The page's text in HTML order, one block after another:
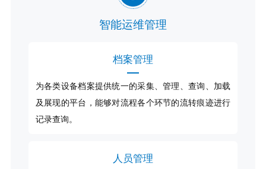
智能运维管理
档案管理
为各类设备档案提供统一的采集、管理、查询、加载
及展现的平台，能够对流程各个环节的流转痕迹进行
记录查询。
人员管理